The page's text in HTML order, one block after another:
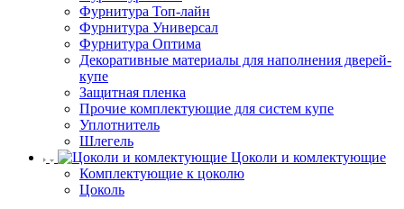
Фурнитура Топ-лайн
Фурнитура Универсал
Фурнитура Оптима
Декоративные материалы для наполнения дверей-
купе
Защитная пленка
Прочие комплектующие для систем купе
Уплотнитель
Шлегель
Цоколи и комлектующие
Комплектующие к цоколю
Цоколь